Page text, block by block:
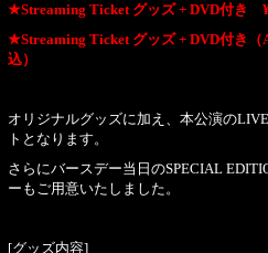
★Streaming Ticket グッズ + DVD付き
★Streaming Ticket グッズ + DVD付き
込）
オリジナルグッズに加え、本公演の
トとなります。
さらにバースデー当日のSPECIAL
ーもご用意いたしました。
[グッズ内容]